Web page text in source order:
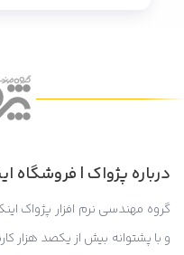
درباره پژواک | فروشگاه
گروه مهندسی نرم افزار پژواک
و با پشتوانه بیش از یکصد هزار